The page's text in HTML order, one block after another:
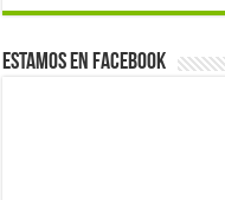
Estamos en Facebook